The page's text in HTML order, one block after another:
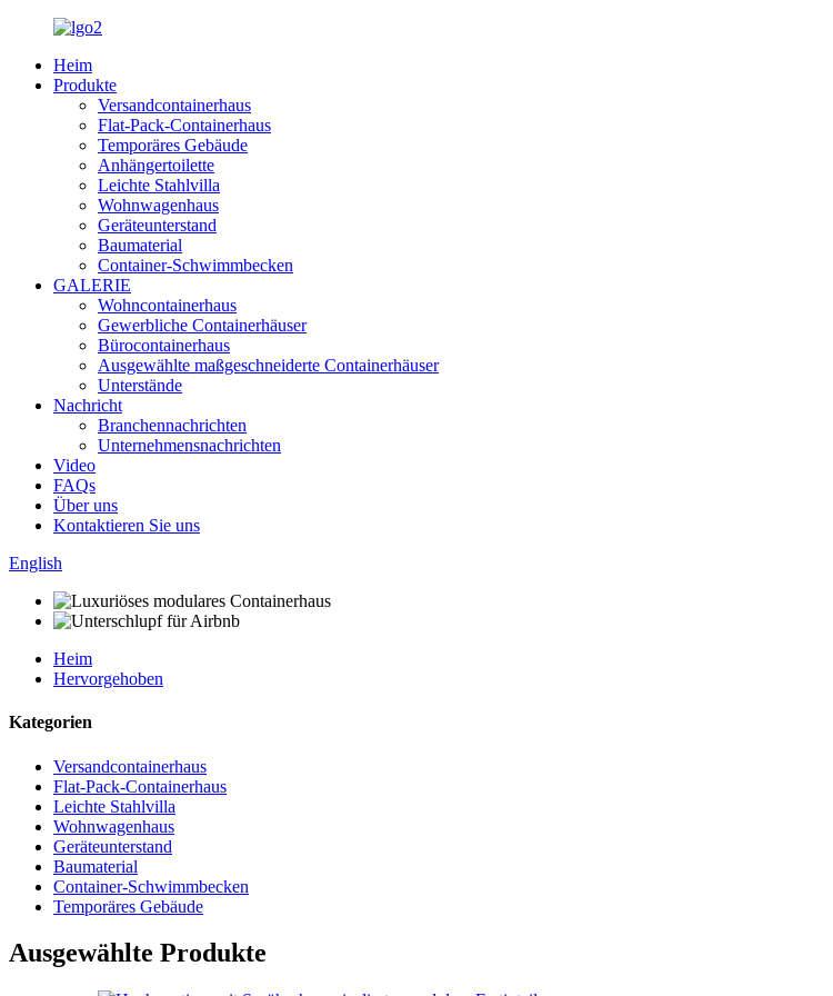
Heim
Produkte
Versandcontainerhaus
Flat-Pack-Containerhaus
Temporäres Gebäude
Anhängertoilette
Leichte Stahlvilla
Wohnwagenhaus
Geräteunterstand
Baumaterial
Container-Schwimmbecken
GALERIE
Wohncontainerhaus
Gewerbliche Containerhäuser
Bürocontainerhaus
Ausgewählte maßgeschneiderte Containerhäuser
Unterstände
Nachricht
Branchennachrichten
Unternehmensnachrichten
Video
FAQs
Über uns
Kontaktieren Sie uns
English
Heim
Hervorgehoben
Kategorien
Versandcontainerhaus
Flat-Pack-Containerhaus
Leichte Stahlvilla
Wohnwagenhaus
Geräteunterstand
Baumaterial
Container-Schwimmbecken
Temporäres Gebäude
Ausgewählte Produkte